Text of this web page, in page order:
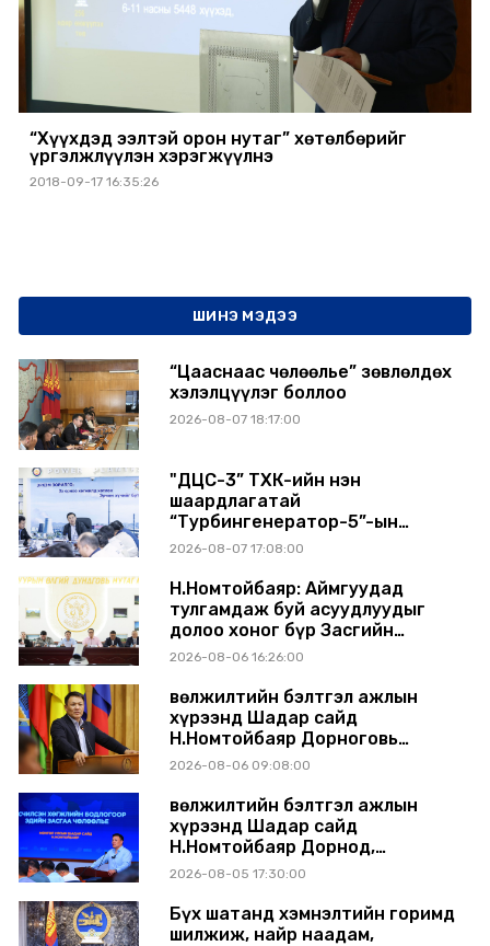
“Хүүхдэд ээлтэй орон нутаг” хөтөлбөрийг
үргэлжлүүлэн хэрэгжүүлнэ
2018-09-17 16:35:26
ШИНЭ МЭДЭЭ
“Цааснаас чөлөөлье” зөвлөлдөх
хэлэлцүүлэг боллоо
2026-08-07 18:17:00
"ДЦС-3” ТӨХК-ийн нэн
шаардлагатай
“Турбингенератор-5”-ын
шинэчлэлийн төсвийг
2026-08-07 17:08:00
Н.Номтойбаяр: Аймгуудад
тулгамдаж буй асуудлуудыг
долоо хоног бүр Засгийн
газрын хуралдаанд
2026-08-06 16:26:00
Өвөлжилтийн бэлтгэл ажлын
хүрээнд Шадар сайд
Н.Номтойбаяр Дорноговь
аймагт ажиллав
2026-08-06 09:08:00
Өвөлжилтийн бэлтгэл ажлын
хүрээнд Шадар сайд
Н.Номтойбаяр Дорнод,
Сүхбаатар аймагт ажиллав
2026-08-05 17:30:00
Бүх шатанд хэмнэлтийн горимд
шилжиж, найр наадам,